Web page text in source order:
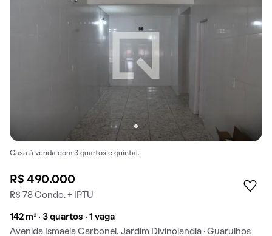
Casa à venda com 3 quartos e quintal.
R$ 490.000
R$ 78 Condo. + IPTU
142 m² · 3 quartos · 1 vaga
Avenida Ismaela Carbonel, Jardim Divinolandia · Guarulhos